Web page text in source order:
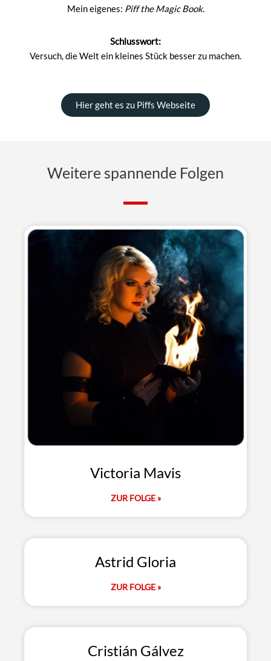
Mein eigenes: Piff the Magic Book.
Schlusswort:
Versuch, die Welt ein kleines Stück besser zu machen.
Hier geht es zu Piffs Webseite
Weitere spannende Folgen
Victoria Mavis
ZUR FOLGE »
Astrid Gloria
ZUR FOLGE »
Cristián Gálvez